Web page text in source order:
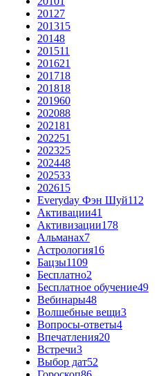
20127
201315
20148
201511
201621
201718
201818
201960
202088
202181
202251
202325
202448
202533
202615
Everyday Фэн Шуй112
Активации41
Активизации178
Альманах7
Астрология16
Бацзы1109
Бесплатно2
Бесплатное обучение49
Вебинары48
Волшебные вещи3
Вопросы-ответы4
Впечатления20
Встречи3
Выбор дат52